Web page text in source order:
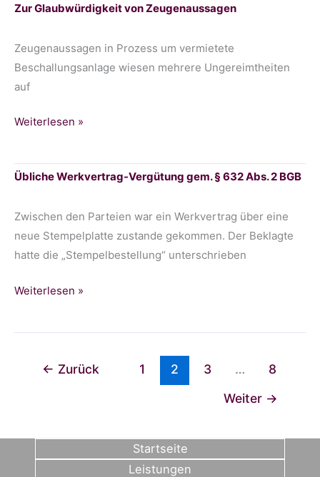
(hier:
Zur Glaubwürdigkeit von Zeugenaussagen
Zeugenaussagen in Prozess um vermietete
Beschallungsanlage wiesen mehrere Ungereimtheiten
auf
Zur
Zeugenaussagen
Weiterlesen »
Übliche Werkvertrag-Vergütung gem. § 632 Abs. 2 BGB
Zwischen den Parteien war ein Werkvertrag über eine
neue Stempelplatte zustande gekommen. Der Beklagte
hatte die „Stempelbestellung“ unterschrieben
Übliche
Weiterlesen »
← Zurück 1 2 3 …
8
Weiter →
Startseite
Leistungen